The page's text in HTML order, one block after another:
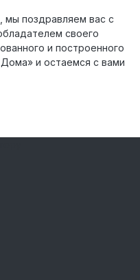
мы поздравляем вас с
своего
и построенного
и остаемся с вами